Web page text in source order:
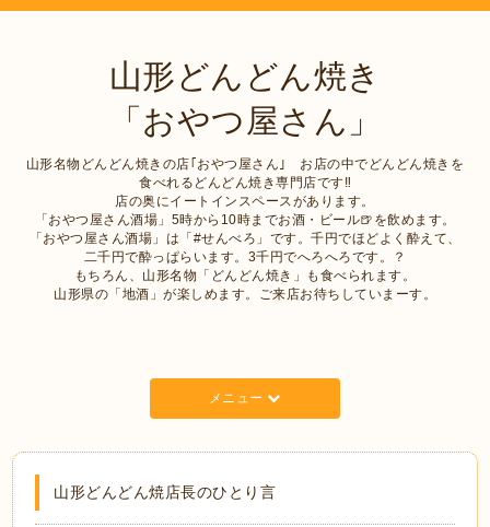
山形どんどん焼き
「おやつ屋さん」
山形名物どんどん焼きの店｢おやつ屋さん｣ お店の中でどんどん焼きを
食べれるどんどん焼き専門店です‼︎
店の奥にイートインスペースがあります。
「おやつ屋さん酒場」5時から10時までお酒・ビール🍺を飲めます。
「おやつ屋さん酒場」は「#せんべろ」です。千円でほどよく酔えて、
二千円で酔っぱらいます。3千円でへろへろです。？
もちろん、山形名物「どんどん焼き」も食べられます。
山形県の「地酒」が楽しめます。ご来店お待ちしていまーす。
メニュー
山形どんどん焼店長のひとり言